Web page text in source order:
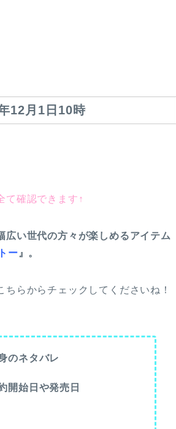
12月1日10時
て確認できます↑
広い世代の方々が楽しめるアイテム
ー 』。
ちらからチェックしてくださいね！
のネタバレ
開始日や発売日